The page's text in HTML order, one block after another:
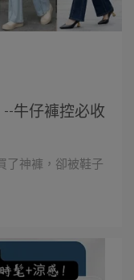
牛仔褲控必收
了神褲，卻被鞋子